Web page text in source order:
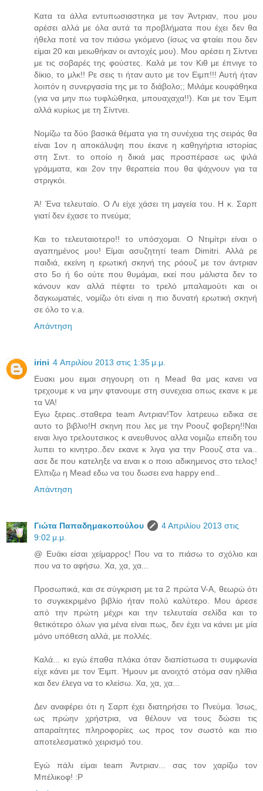
Κατα τα άλλα εντυπωσιαστηκα με τον Άντριαν, που μου
αρέσει αλλά με όλα αυτά τα προβλήματα που έχει δεν θα
ήθελα ποτέ να τον πιάσω γκόμενο (ίσως να φταίει που δεν
είμαι 20 και μειωθήκαν οι αντοχές μου). Μου αρέσει η Σίντνει
με τις σοβαρές της φούστες. Καλά με τον Κιθ με έπνιγε το
δίκιο, το μλκ!! Ρε σεις τι ήταν αυτο με τον Ειμπ!!! Αυτή ήταν
λοιπόν η συνεργασία της με το διάβολο;; Μιλάμε κουφάθηκα
(για να μην πω τυφλώθηκα, μπουαχαχα!!). Και με τον Έιμπ
αλλά κυρίως με τη Σίντνει.
Νομίζω τα δύο βασικά θέματα για τη συνέχεια της σειράς θα
είναι 1ον η αποκάλυψη που έκανε η καθηγήρτια ιστορίας
στη Σιντ. το οποίο η δικιά μας προσπέρασε ως ψιλά
γράμματα, και 2ον την θεραπεία που θα ψάχνουν για τα
στριγκόι.
Ά! Ένα τελευταίο. Ο Λι είχε χάσει τη μαγεία του. Η κ. Σαρπ
γιατί δεν έχασε το πνεύμα;
Και το τελευταιοτερο!! το υπόσχομαι. Ο Ντιμίτρι είναι ο
αγαπημένος μου! Είμαι ασυζητητί team Dimitri. Αλλά ρε
παιδιά, εκείνη η ερωτική σκηνή της ρόουζ με τον άντριαν
στο 5ο ή 6ο ούτε που θυμάμαι, εκεί που μάλιστα δεν το
κάνουν καν αλλά πέφτει το τρελό μπαλαμούτι και οι
δαγκωματιές, νομίζω ότι είναι η πιο δυνατή ερωτική σκηνή
σε όλο το v.a.
Απάντηση
irini 4 Απριλίου 2013 στις 1:35 μ.μ.
Eυακι μου ειμαι σηγουρη οτι η Μead θα μας κανει να
τρεχουμε κ να μην φτανουμε στη συνεχεια οπως εκανε κ με
τα VA!
Εγω ξερεις..σταθερα team Aντριαν!Τον λατρευω ειδικα σε
αυτο το βιβλιο!Η σκηνη που λες με την Ροουζ φοβερη!!Ναι
ειναι λιγο τρελουτσικος κ ανευθυνος αλλα νομιζω επειδη του
λυπει το κινητρο..δεν εκανε κ λιγα για την Ροουζ στα va..
ασε δε που κατεληξε να ειναι κ ο ποιο αδικημενος στο τελος!
Ελπιζω η Mead εδω να του δωσει ενα happy end..
Απάντηση
Γιώτα Παπαδημακοπούλου
4 Απριλίου 2013 στις
9:02 μ.μ.
@ Ευάκι είσαι χείμαρρος! Που να το πιάσω το σχόλιο και
που να το αφήσω. Χα, χα, χα...
Προσωπικά, και σε σύγκριση με τα 2 πρώτα V-A, θεωρώ ότι
το συγκεκριμένο βιβλίο ήταν πολύ καλύτερο. Μου άρεσε
από την πρώτη μέχρι και την τελευταία σελίδα και το
θετικότερο όλων για μένα είναι πως, δεν έχει να κάνει με μία
μόνο υπόθεση αλλά, με πολλές.
Καλά... κι εγώ έπαθα πλάκα όταν διαπίστωσα τι συμφωνία
είχε κάνει με τον Έιμπ. Ήμουν με ανοιχτό στόμα σαν ηλίθια
και δεν έλεγα να το κλείσω. Χα, χα, χα...
Δεν αναφέρει ότι η Σαρπ έχει διατηρήσει το Πνεύμα. Ίσως,
ως πρώην χρήστρια, να θέλουν να τους δώσει τις
απαραίτητες πληροφορίες ως προς τον σωστό και πιο
αποτελεσματικό χειρισμό του.
Εγώ πάλι είμαι team Άντριαν... σας τον χαρίζω τον
Μπέλικοφ! :P